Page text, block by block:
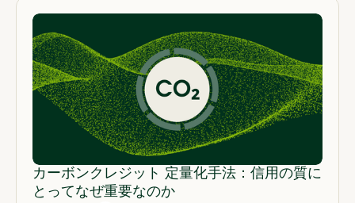
カーボンクレジット 定量化手法：信用の質に
とってなぜ重要なのか